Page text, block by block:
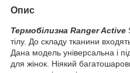
Опис
Термобілизна Ranger Active
тілу. До складу тканини
Дана модель універсальна і
для жінок. Ніякий